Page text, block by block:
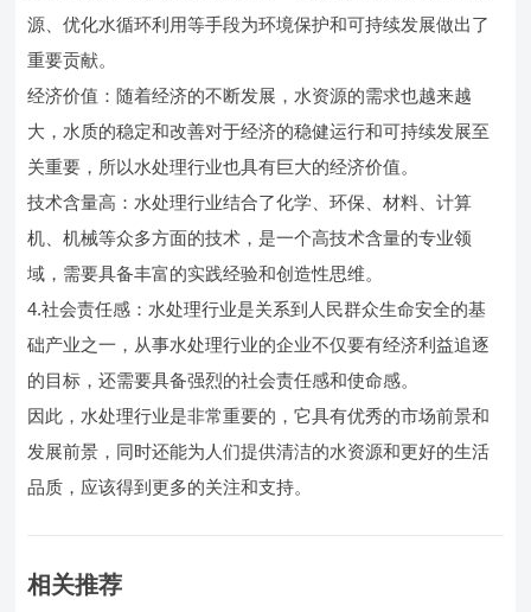
源、优化水循环利用等手段为环境保护和可持续发展做出了
重要贡献。
经济价值：随着经济的不断发展，水资源的需求也越来越
大，水质的稳定和改善对于经济的稳健运行和可持续发展至
关重要，所以水处理行业也具有巨大的经济价值。
技术含量高：水处理行业结合了化学、环保、材料、计算
机、机械等众多方面的技术，是一个高技术含量的专业领
域，需要具备丰富的实践经验和创造性思维。
4.社会责任感：水处理行业是关系到人民群众生命安全的基
础产业之一，从事水处理行业的企业不仅要有经济利益追逐
的目标，还需要具备强烈的社会责任感和使命感。
因此，水处理行业是非常重要的，它具有优秀的市场前景和
发展前景，同时还能为人们提供清洁的水资源和更好的生活
品质，应该得到更多的关注和支持。
相关推荐